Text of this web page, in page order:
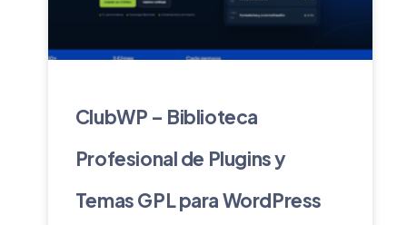
ClubWP – Biblioteca
Profesional de Plugins y
Temas GPL para WordPress